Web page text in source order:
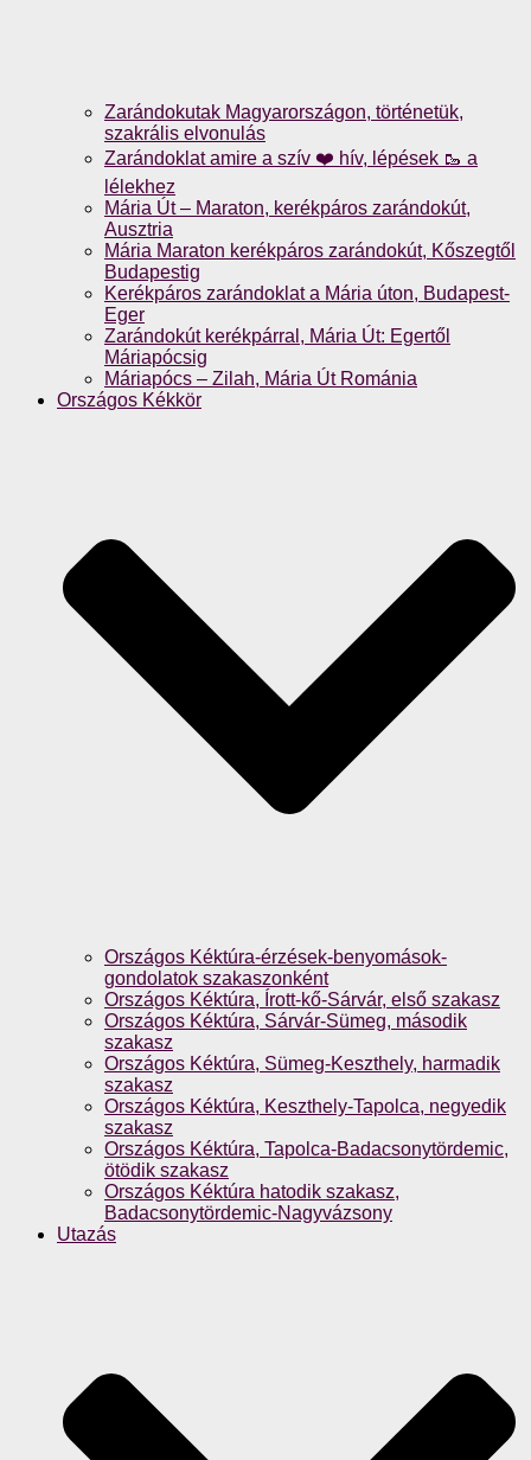
Zarándokutak Magyarországon, történetük,
szakrális elvonulás
Zarándoklat amire a szív ❤️ hív, lépések 🥾 a
lélekhez
Mária Út – Maraton, kerékpáros zarándokút,
Ausztria
Mária Maraton kerékpáros zarándokút, Kőszegtől
Budapestig
Kerékpáros zarándoklat a Mária úton, Budapest-
Eger
Zarándokút kerékpárral, Mária Út: Egertől
Máriapócsig
Máriapócs – Zilah, Mária Út Románia
Országos Kékkör
Országos Kéktúra-érzések-benyomások-
gondolatok szakaszonként
Országos Kéktúra, Írott-kő-Sárvár, első szakasz
Országos Kéktúra, Sárvár-Sümeg, második
szakasz
Országos Kéktúra, Sümeg-Keszthely, harmadik
szakasz
Országos Kéktúra, Keszthely-Tapolca, negyedik
szakasz
Országos Kéktúra, Tapolca-Badacsonytördemic,
ötödik szakasz
Országos Kéktúra hatodik szakasz,
Badacsonytördemic-Nagyvázsony
Utazás